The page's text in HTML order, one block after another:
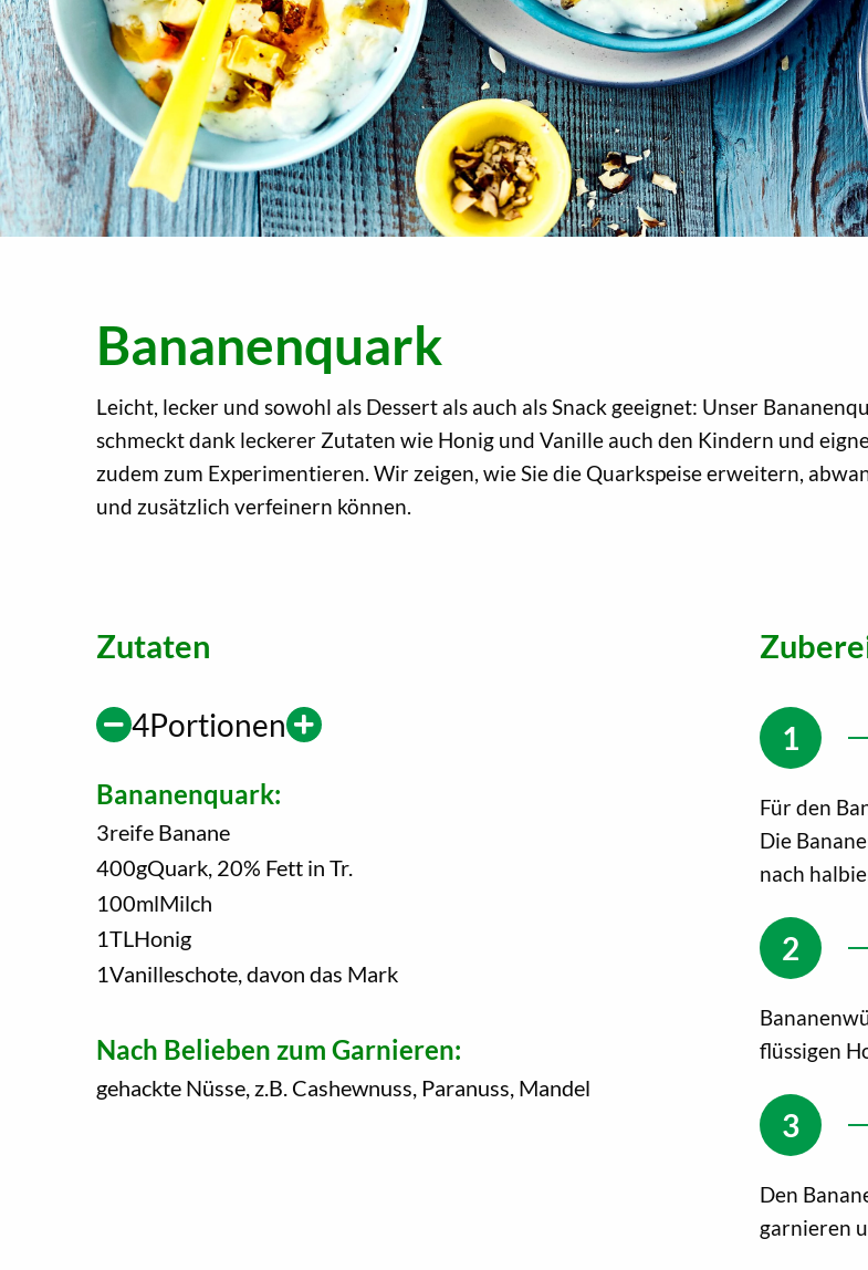
Bananenquark
Leicht, lecker und sowohl als Dessert als auch als Snack geeignet: Unser
schmeckt dank leckerer Zutaten wie Honig und Vanille auch den Kindern und
zudem zum Experimentieren. Wir zeigen, wie Sie die Quarkspeise erweitern,
und zusätzlich verfeinern können.
Zutaten
4Portionen
Bananenquark:
3reife Banane
400gQuark, 20% Fett in Tr.
100mlMilch
1TL Honig
1Vanilleschote, davon das Mark
Nach Belieben zum Garnieren:
gehackte Nüsse, z.B. Cashewnuss, Paranuss, Mandel
Für den
Die
nach
flüssigen
Den
garnieren